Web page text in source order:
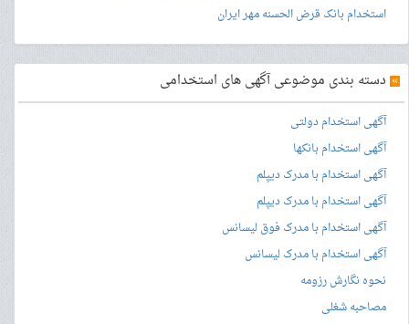
استخدام بانک قرض الحسنه مهر ایران
» دسته بندی موضوعی آگهی های استخدامی
آگهی استخدام دولتی
آگهی استخدام بانکها
آگهی استخدام با مدرک دیپلم
آگهی استخدام با مدرک دیپلم
آگهی استخدام با مدرک فوق لیسانس
آگهی استخدام با مدرک لیسانس
نحوه نگارش رزومه
مصاحبه شغلی